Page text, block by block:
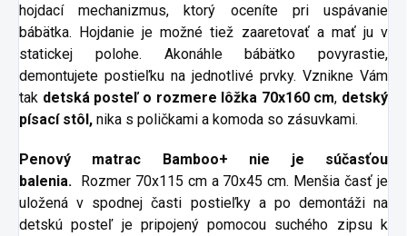
hojdací mechanizmus, ktorý oceníte pri uspávanie
bábätka. Hojdanie je možné tiež zaaretovať a mať ju v
statickej polohe. Akonáhle bábätko povyrastie,
demontujete postieľku na jednotlivé prvky. Vznikne Vám
tak detská posteľ o rozmere lôžka 70x160 cm, detský
písací stôl, nika s poličkami a komoda so zásuvkami.
Penový matrac Bamboo+ nie je súčasťou
balenia.
Rozmer 70x115 cm a 70x45 cm. Menšia časť je
uložená v spodnej časti postieľky a po demontáži na
detskú posteľ je pripojený pomocou suchého zipsu k